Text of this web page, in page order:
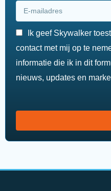
Ik geef Skywalker
contact met mij op te
informatie die ik in dit
nieuws, updates en